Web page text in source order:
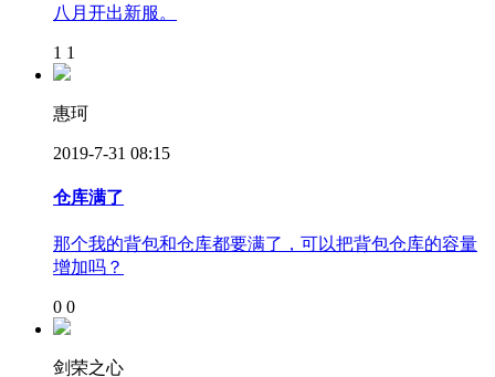
八月开出新服。
1 1
惠珂
2019-7-31 08:15
仓库满了
那个我的背包和仓库都要满了，可以把背包仓库的容量
增加吗？
0 0
剑荣之心